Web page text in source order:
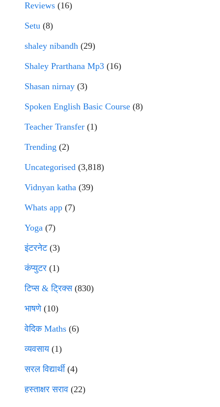
Reviews (16)
Setu (8)
shaley nibandh (29)
Shaley Prarthana Mp3 (16)
Shasan nirnay (3)
Spoken English Basic Course (8)
Teacher Transfer (1)
Trending (2)
Uncategorised (3,818)
Vidnyan katha (39)
Whats app (7)
Yoga (7)
इंटरनेट(3)
कंप्युटर (1)
टिप्स & ट्रिक्स(830)
भाषणे(10)
वेदिक Maths (6)
व्यवसाय(1)
सरल विद्यार्थी(4)
हस्ताक्षर सराव (22)